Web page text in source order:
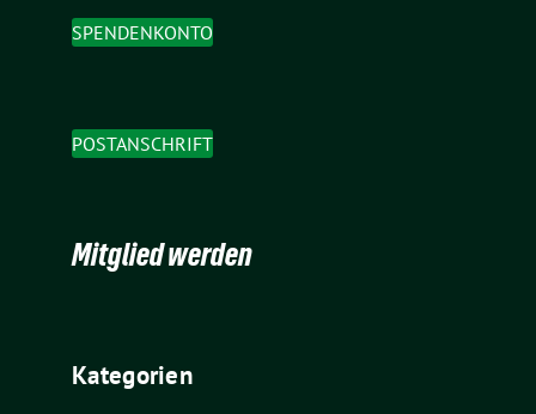
SPENDENKONTO
POSTANSCHRIFT
Mitglied werden
Kategorien